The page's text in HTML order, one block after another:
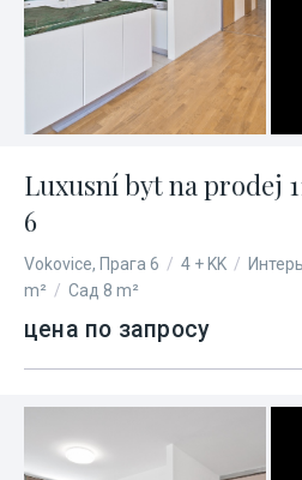
Luxusní byt na prodej
6
Vokovice, Прага 6 / 4 + KK /
m² / Сад 8 m²
цена по запросу